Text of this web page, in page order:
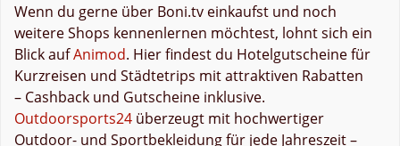
Wenn du gerne über Boni.tv einkaufst und noch
weitere Shops kennenlernen möchtest, lohnt sich ein
Blick aufAnimod. Hier findest du Hotelgutscheine für
Kurzreisen und Städtetrips mit attraktiven Rabatten
– Cashback und Gutscheine inklusive.
Outdoorsports24 überzeugt mit hochwertiger
Outdoor- und Sportbekleidung für jede Jahreszeit –